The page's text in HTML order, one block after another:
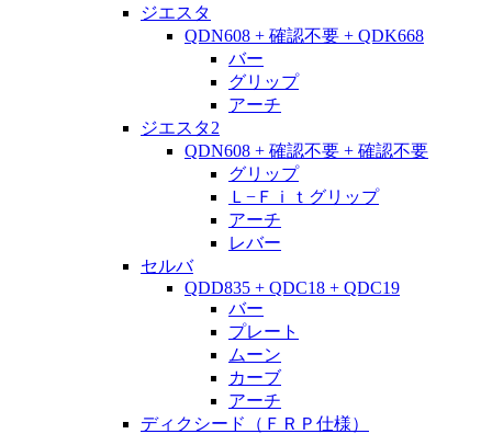
ジエスタ
QDN608 + 確認不要 + QDK668
バー
グリップ
アーチ
ジエスタ2
QDN608 + 確認不要 + 確認不要
グリップ
Ｌ−Ｆｉｔグリップ
アーチ
レバー
セルバ
QDD835 + QDC18 + QDC19
バー
プレート
ムーン
カーブ
アーチ
ディクシード（ＦＲＰ仕様）